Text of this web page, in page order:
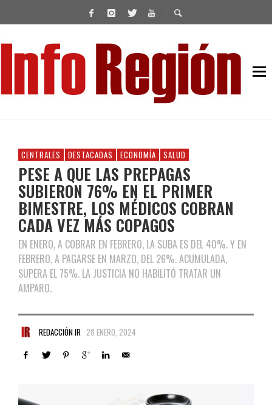
CENTRALES DESTACADAS ECONOMÍA SALUD
PESE A QUE LAS PREPAGAS
SUBIERON 76% EN EL PRIMER
BIMESTRE, LOS MÉDICOS COBRAN
CADA VEZ MÁS COPAGOS
EN ENERO, A COBRAR EN FEBRERO, LA SUBA ES DEL 40%. Y EN
FEBRERO, A PAGARSE EN MARZO, DEL 26%. ACUMULADA,
SUPERA EL 75%. LA JUSTICIA NO HABILITÓ TRATAR UN
AMPARO.
REDACCIÓN IR 28 ENERO, 2024